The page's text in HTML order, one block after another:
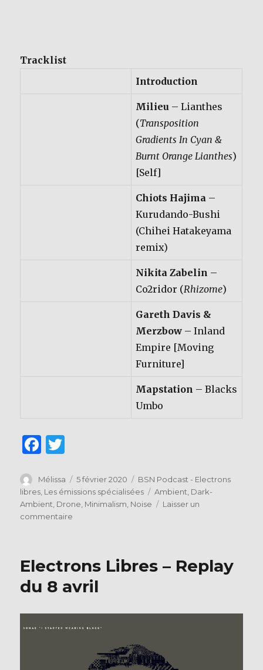
Tracklist
Introduction
Milieu – Lianthes
(Transposition
Gradients In Cyan &
Burnt Orange Lianthes)
[Self]
Chiots Hajima –
Kurudando-Bushi
(Chihei Hatakeyama
remix)
Nikita Zabelin –
Co2ridor (Rhizome)
Gareth Davis &
Merzbow – Inland
Empire [Moving
Furniture]
Mapstation – Blacks
Umbo
F
c
e
b
o
k
it
te
r
Auteur
Mélissa
Publié
le
5 février 2020 Catégories
BSN Podcast - Electrons
libres, Les émissions spécialisées Étiquettes
Ambient, Dark-
Ambient, Drone, Minimalism, Noise
Laisser un
commentaire
2
février
2020.
Electrons Libres – Replay
du 8 avril